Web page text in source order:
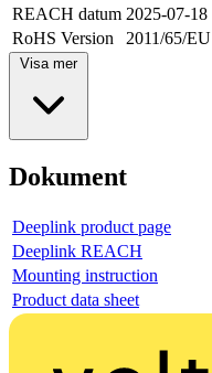
REACH datum 2025-07-18
RoHS Version
2011/65/EU
Visa mer
Dokument
Deeplink product page
Deeplink REACH
Mounting instruction
Product data sheet